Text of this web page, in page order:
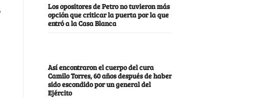
Los opositores de Petro no tuvieron más
opción que criticar la puerta por la que
entró a la Casa Blanca
Así encontraron el cuerpo del cura
Camilo Torres, 60 años después de haber
sido escondido por un general del
Ejército